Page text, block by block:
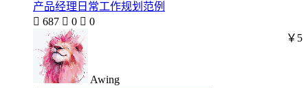
产品经理日常工作规划范例
 687  0  0
Awing
￥5